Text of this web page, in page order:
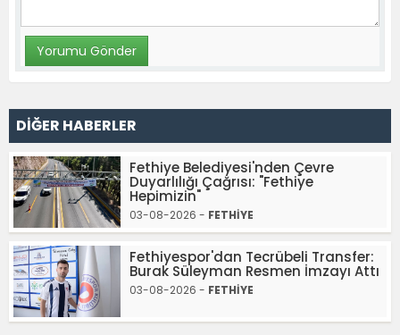
DİĞER HABERLER
Fethiye Belediyesi'nden Çevre
Duyarlılığı Çağrısı: "Fethiye
Hepimizin"
03-08-2026 - FETHİYE
Fethiyespor'dan Tecrübeli Transfer:
Burak Süleyman Resmen İmzayı Attı
03-08-2026 - FETHİYE